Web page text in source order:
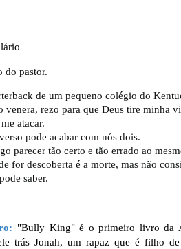
do pastor.
de um pequeno colégio do
venera, rezo para que Deus tire minha
atacar.
pode acabar com nós dois.
parecer tão certo e tão errado ao
for descoberta é a morte, mas não
saber.
"Bully King" é o primeiro livro da
trás Jonah, um rapaz que é filho